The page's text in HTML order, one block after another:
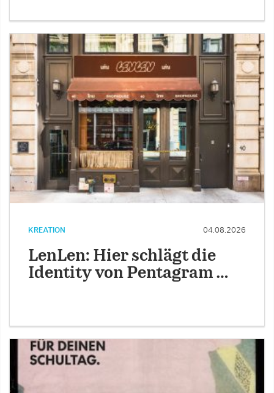
KREATION 04.08.2026
LenLen: Hier schlägt die
Identity von Pentagram …